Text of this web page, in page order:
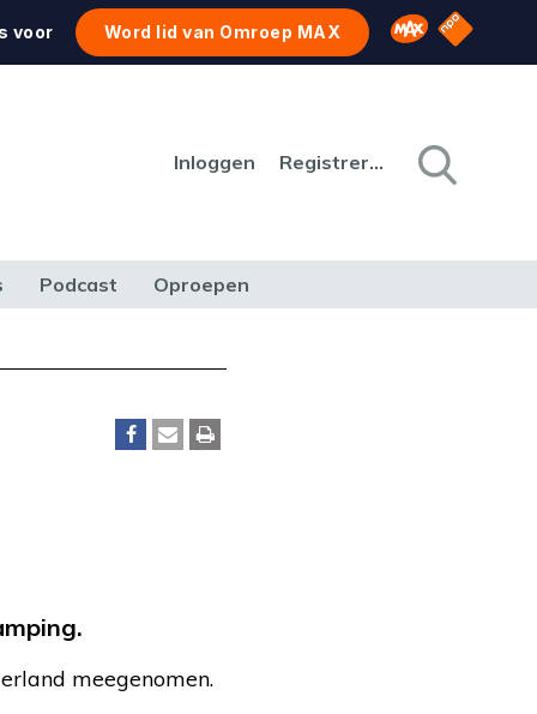
voor Word lid van Omroep MAX Omroep MAX
NPO
Inloggen Registreren
Podcast Oproepen
meegenomen.